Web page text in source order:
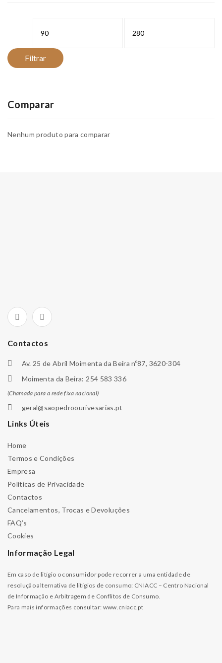
Filtrar
Comparar
Nenhum produto para comparar
Contactos
Av. 25 de Abril Moimenta da Beira nº87, 3620-304
Moimenta da Beira: 254 583 336
(Chamada para a rede fixa nacional)
geral@saopedroourivesarias.pt
Links Úteis
Home
Termos e Condições
Empresa
Políticas de Privacidade
Contactos
Cancelamentos, Trocas e Devoluções
FAQ’s
Cookies
Informação Legal
Em caso de litígio o consumidor pode recorrer a uma entidade de
resolução alternativa de litígios de consumo: CNIACC – Centro Nacional
de Informação e Arbitragem de Conflitos de Consumo.
Para mais informações consultar: www.cniacc.pt